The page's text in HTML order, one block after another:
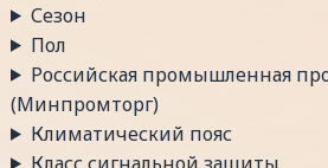
Сезон
Пол
Российская промышленная
(Минпромторг)
Климатический пояс